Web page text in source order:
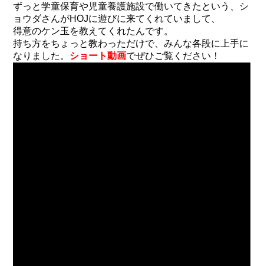
ずっと学童保育や児童養護施設で働いてきたという、シ
ョウダさんがHOJに遊びに来てくれていまして、
得意のケン玉を教えてくれたんです。
持ち方をちょっと教わっただけで、みんな各段に上手に
なりました。 ショート動画でぜひご覧ください！